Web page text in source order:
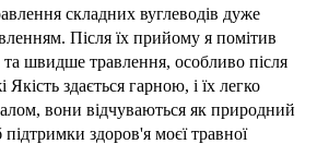
складних вуглеводів дуже
Після їх прийому я помітив
швидше травлення, особливо після
Якість здається гарною, і їх легко
вони відчуваються як природний
здоров'я моєї травної